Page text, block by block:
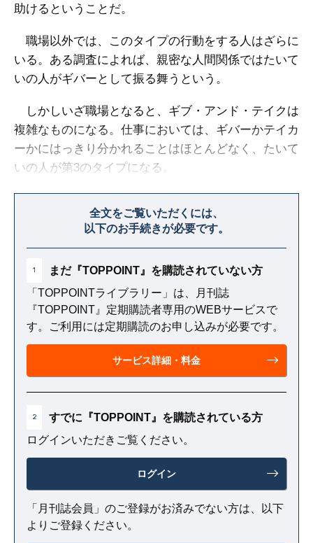
助けるということだ。
職場以外では、このタイプの行動をする人はざらに
いる。ある調査によれば、親密な人間関係ではたいて
いの人がギバーとして振る舞うという。
しかしいざ職場となると、ギブ・アンド・テイクは
複雑なものになる。仕事においては、ギバーかテイカ
ーかにはっきり分かれることはほとんどなく、たいて
いの人が第3のタイプになる。
ろうとする「マッチャー」だ。
全文をご覧いただくには、
以下のお手続きが必要です。
1
まだ『TOPPOINT』を購読されていない方
「TOPPOINTライブラリー」は、月刊誌
『TOPPOINT』定期購読者専用のWEBサービスで
す。ご利用には定期購読のお申し込みが必要です。
サービス詳細・料金
2
すでに『TOPPOINT』を購読されている方
ログインいただきご覧ください。
ログイン
「月刊誌会員」のご登録がお済みでない方は、以下
よりご登録ください。